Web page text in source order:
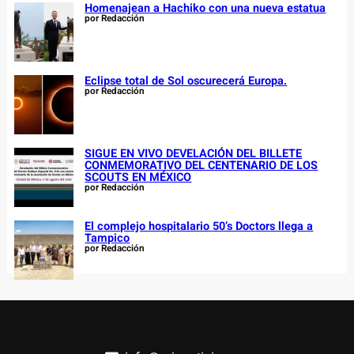
Homenajean a Hachiko con una nueva estatua
por Redacción
Eclipse total de Sol oscurecerá Europa.
por Redacción
SIGUE EN VIVO DEVELACIÓN DEL BILLETE
CONMEMORATIVO DEL CENTENARIO DE LOS
SCOUTS EN MÉXICO
por Redacción
El complejo hospitalario 50’s Doctors llega a
Tampico
por Redacción